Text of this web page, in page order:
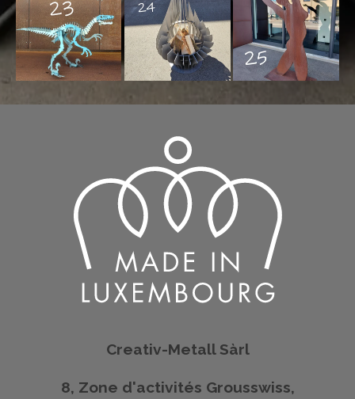
Creativ-Metall Sàrl
8, Zone d'activités Grousswiss,